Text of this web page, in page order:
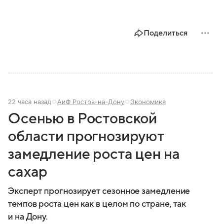
Поделиться
22 часа назад АиФ Ростов-на-Дону Экономика
Осенью в Ростовской
области прогнозируют
замедление роста цен на
сахар
Эксперт прогнозирует сезонное замедление
темпов роста цен как в целом по стране, так
и на Дону.